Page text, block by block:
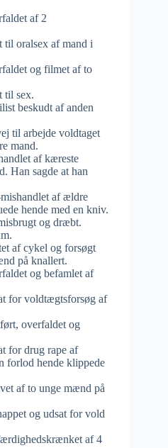
af 2
til oralsex af mand i
og filmet af to
til sex.
beskudt af anden
til arbejde voldtaget
mand.
af kæreste
Han sagde at han
af ældre
hende med en kniv.
og dræbt.
af cykel og forsøgt
på knallert.
og befamlet af
for voldtægtsforsøg af
overfaldet og
for drug rape af
forlod hende klippede
af to unge mænd på
og udsat for vold
af 4